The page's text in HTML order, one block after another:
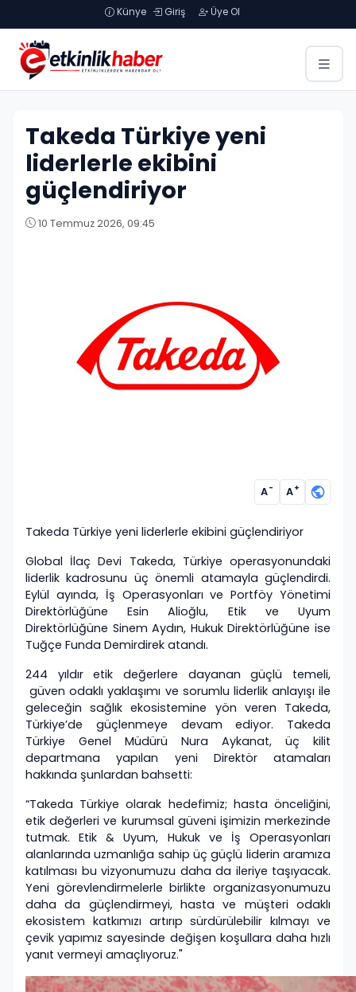
Künye Giriş Üye Ol
Takeda Türkiye yeni
liderlerle ekibini
güçlendiriyor
10 Temmuz 2026, 09:45
A- A+
Takeda Türkiye yeni liderlerle ekibini güçlendiriyor
Global İlaç Devi Takeda, Türkiye operasyonundaki
liderlik kadrosunu üç önemli atamayla güçlendirdi.
Eylül ayında, İş Operasyonları ve Portföy Yönetimi
Direktörlüğüne Esin Alioğlu, Etik ve Uyum
Direktörlüğüne Sinem Aydın, Hukuk Direktörlüğüne ise
Tuğçe Funda Demirdirek atandı.
244 yıldır etik değerlere dayanan güçlü temeli,
güven odaklı yaklaşımı ve sorumlu liderlik anlayışı ile
geleceğin sağlık ekosistemine yön veren Takeda,
Türkiye’de güçlenmeye devam ediyor. Takeda
Türkiye Genel Müdürü Nura Aykanat, üç kilit
departmana yapılan yeni Direktör atamaları
hakkında şunlardan bahsetti:
“Takeda Türkiye olarak hedefimiz; hasta önceliğini,
etik değerleri ve kurumsal güveni işimizin merkezinde
tutmak. Etik & Uyum, Hukuk ve İş Operasyonları
alanlarında uzmanlığa sahip üç güçlü liderin aramıza
katılması bu vizyonumuzu daha da ileriye taşıyacak.
Yeni görevlendirmelerle birlikte organizasyonumuzu
daha da güçlendirmeyi, hasta ve müşteri odaklı
ekosistem katkımızı artırıp sürdürülebilir kılmayı ve
çevik yapımız sayesinde değişen koşullara daha hızlı
yanıt vermeyi amaçlıyoruz."